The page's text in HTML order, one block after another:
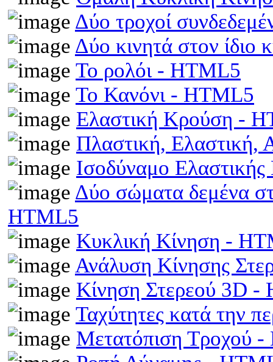
Δύο τροχοί
Δύο κινητά στον
Το ρολόι - HTML5
Το Κανόνι - HTML5
Ελαστική Κρούση -
Πλαστική,
Ισοδύναμο
Δύο σώματα δεμένα
HTML5
Κυκλική Κίνηση -
Ανάλυση Κίνησης
Κίνηση Στερεού 3D -
Ταχύτητες κατά την
Μετατόπιση Τροχού